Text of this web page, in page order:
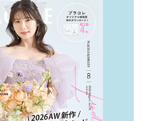
？」「プラコレの特典は？」といった疑問も
ます。 まずは診断で候補を絞れる「ウェディ
ング診断」か、体験型 […]続きを読む